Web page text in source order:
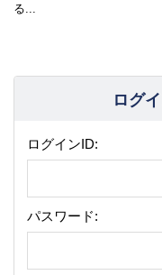
る...
ログ
ログインID:
パスワード: